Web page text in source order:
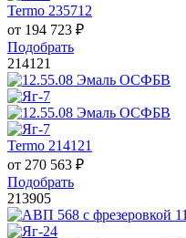
Termo 235712
от 194 723 ₽
Подобрать
214121
Termo 214121
от 270 563 ₽
Подобрать
213905